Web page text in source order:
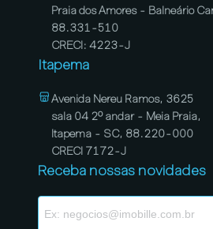
Praia dos Amores - Balneário
88.331-510
CRECI: 4223-J
Itapema
Avenida Nereu Ramos, 3625
sala 04 2º andar - Meia Praia,
Itapema - SC, 88.220-000
CRECI 7172-J
Receba nossas novidades